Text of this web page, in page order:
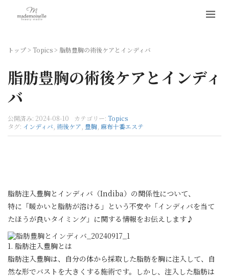
トップ> Topics> 脂肪豊胸の術後ケアとインディバ
脂肪豊胸の術後ケアとインディ
バ
公開済み: 2024-08-10 カテゴリー: Topics
タグ: インディバ 術後ケア 豊胸 麻布十番エステ
脂肪注入豊胸とインディバ（Indiba）の関係性について、
特に「暖かいと脂肪が溶ける」という不安や「インディバを当て
たほうが良いタイミング」に関する情報をお伝えします♪
1. 脂肪注入豊胸とは
脂肪注入豊胸は、自分の体から採取した脂肪を胸に注入して、自
然な形でバストを大きくする施術です。しかし、注入した脂肪は